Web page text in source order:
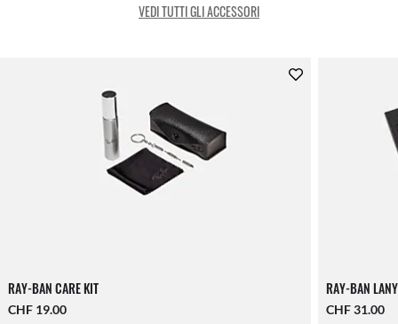
VEDI TUTTI GLI ACCESSORI
RAY-BAN CARE KIT
CHF 19.00
RAY-BAN
CHF 31.00